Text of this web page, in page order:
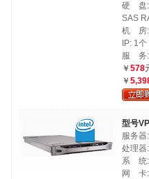
硬 盘:
SAS
机 房:
IP: 1个
服 务:
￥ 578
￥
型号
服务
处理
系 统:
网 卡: